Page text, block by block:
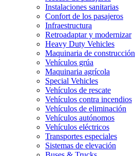
Instalaciones sanitarias
Confort de los pasajeros
Infraestructura
Retroadaptar y modernizar
Heavy Duty Vehicles
Maquinaria de construcción
Vehículos grúa
Maquinaria agrícola
Special Vehicles
Vehículos de rescate
Vehículos contra incendios
Vehículos de eliminación
Vehículos autónomos
Vehículos eléctricos
Transportes especiales
Sistemas de elevación